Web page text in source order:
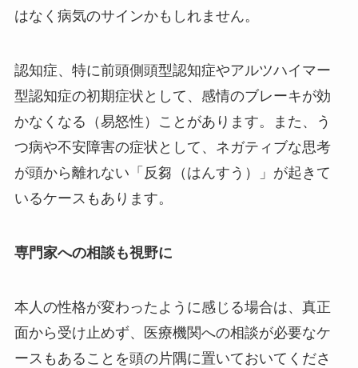
はなく病気のサインかもしれません。
認知症、特に前頭側頭型認知症やアルツハイマー
型認知症の初期症状として、感情のブレーキが効
かなくなる（易怒性）ことがあります。また、う
つ病や不安障害の症状として、ネガティブな思考
が頭から離れない「反芻（はんすう）」が起きて
いるケースもあります。
専門家への相談も視野に
本人の性格が変わったように感じる場合は、真正
面から受け止めず、医療機関への相談が必要なケ
ースもあることを頭の片隅に置いておいてくださ